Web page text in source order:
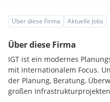
Über diese Firma Aktuelle Jobs
Über diese Firma
IGT ist ein modernes
mit internationalem Focus.
der Planung, Beratung,
großen